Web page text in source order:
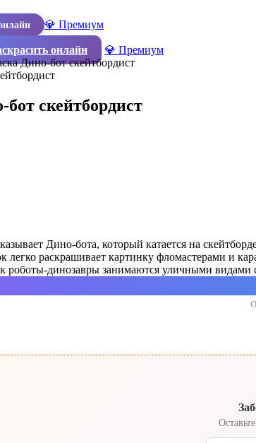
💎 Премиум
онлайн
💎 Премиум
Дино-бот скейтбордист
скейтбордист
Дино-бота, который катается на
легко раскрашивает картинку фломастерами и
роботы-динозавры занимаются уличными видами